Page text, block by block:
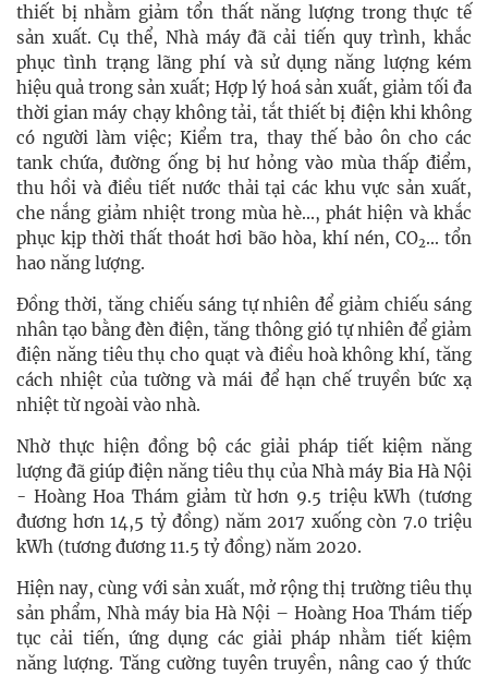
thiết bị nhằm giảm tổn thất năng lượng trong thực tế
sản xuất. Cụ thể, Nhà máy đã cải tiến quy trình, khắc
phục tình trạng lãng phí và sử dụng năng lượng kém
hiệu quả trong sản xuất; Hợp lý hoá sản xuất, giảm tối đa
thời gian máy chạy không tải, tắt thiết bị điện khi không
có người làm việc; Kiểm tra, thay thế bảo ôn cho các
tank chứa, đường ống bị hư hỏng vào mùa thấp điểm,
thu hồi và điều tiết nước thải tại các khu vực sản xuất,
che nắng giảm nhiệt trong mùa hè..., phát hiện và khắc
phục kịp thời thất thoát hơi bão hòa, khí nén, CO2... tổn
hao năng lượng.
Đồng thời, tăng chiếu sáng tự nhiên để giảm chiếu sáng
nhân tạo bằng đèn điện, tăng thông gió tự nhiên để giảm
điện năng tiêu thụ cho quạt và điều hoà không khí, tăng
cách nhiệt của tường và mái để hạn chế truyền bức xạ
nhiệt từ ngoài vào nhà.
Nhờ thực hiện đồng bộ các giải pháp tiết kiệm năng
lượng đã giúp điện năng tiêu thụ của Nhà máy Bia Hà Nội
- Hoàng Hoa Thám giảm từ hơn 9.5 triệu kWh (tương
đương hơn 14,5 tỷ đồng) năm 2017 xuống còn 7.0 triệu
kWh (tương đương 11.5 tỷ đồng) năm 2020.
Hiện nay, cùng với sản xuất, mở rộng thị trường tiêu thụ
sản phẩm, Nhà máy bia Hà Nội – Hoàng Hoa Thám tiếp
tục cải tiến, ứng dụng các giải pháp nhằm tiết kiệm
năng lượng. Tăng cường tuyên truyền, nâng cao ý thức